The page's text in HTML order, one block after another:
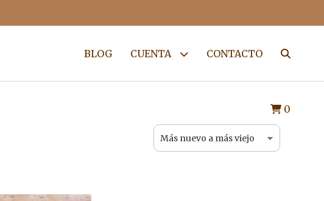
BLOG CUENTA CONTACTO
0